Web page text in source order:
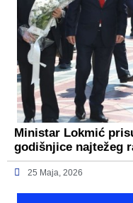
Ministar Lokmić
godišnjice najtežeg
25 Maja, 2026